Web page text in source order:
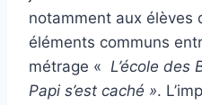
notamment aux élèves
éléments communs
métrage « L’école des
Papi s’est caché ».